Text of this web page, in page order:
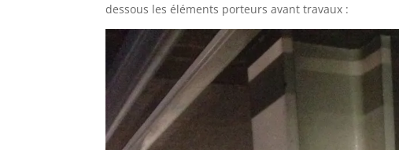
dessous les éléments porteurs avant travaux :